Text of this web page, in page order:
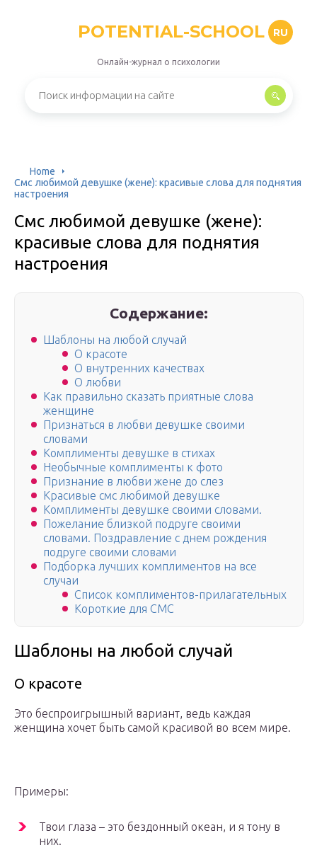
POTENTIAL-SCHOOL RU
Онлайн-журнал о психологии
Home
Смс любимой девушке (жене): красивые слова для поднятия
настроения
Смс любимой девушке (жене):
красивые слова для поднятия
настроения
Содержание:
Шаблоны на любой случай
О красоте
О внутренних качествах
О любви
Как правильно сказать приятные слова
женщине
Признаться в любви девушке своими
словами
Комплименты девушке в стихах
Необычные комплименты к фото
Признание в любви жене до слез
Красивые смс любимой девушке
Комплименты девушке своими словами.
Пожелание близкой подруге своими
словами. Поздравление с днем рождения
подруге своими словами
Подборка лучших комплиментов на все
случаи
Список комплиментов-прилагательных
Короткие для СМС
Шаблоны на любой случай
О красоте
Это беспроигрышный вариант, ведь каждая
женщина хочет быть самой красивой во всем мире.
Примеры:
Твои глаза – это бездонный океан, и я тону в
них.